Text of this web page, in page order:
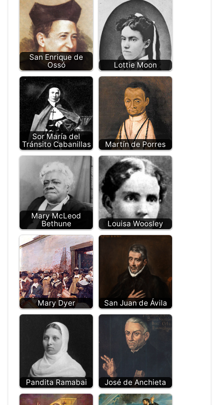
San Enrique de
Ossó
Lottie Moon
Sor María del
Tránsito Cabanillas
Martín de Porres
Mary McLeod
Bethune
Louisa Woosley
Mary Dyer San Juan de Ávila
Pandita Ramabai José de Anchieta